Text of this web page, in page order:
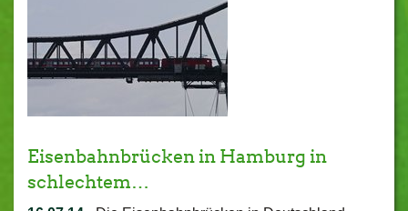
Eisenbahnbrücken in Hamburg in
schlechtem…